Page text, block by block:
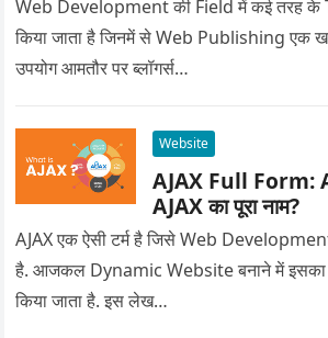
Web Development की Field में कई तरह के
किया जाता है जिनमें से Web Publishing एक
उपयोग आमतौर पर ब्लॉगर्स…
Website
AJAX Full Form:
AJAX का पूरा नाम?
AJAX एक ऐसी टर्म है जिसे Web
है. आजकल Dynamic Website बनाने में इसका
किया जाता है. इस लेख…